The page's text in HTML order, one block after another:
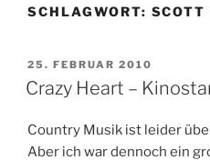
SCHLAGWORT: SCOTT
VERÖFFENTLICHT
AM
25. FEBRUAR 2010
Crazy Heart –
Country Musik ist leider
Aber ich war dennoch ein